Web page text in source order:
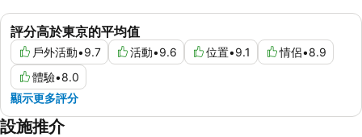
評分高於東京的平均值
戶外活動•9.7 活動•9.6 位置•9.1 情侶•8.9
體驗•8.0
顯示更多評分
設施推介